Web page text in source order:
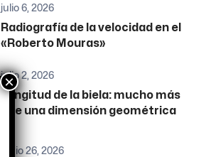
julio 6, 2026
Radiografía de la velocidad en el
«Roberto Mouras»
julio 2, 2026
Longitud de la biela: mucho más
que una dimensión geométrica
junio 26, 2026
×